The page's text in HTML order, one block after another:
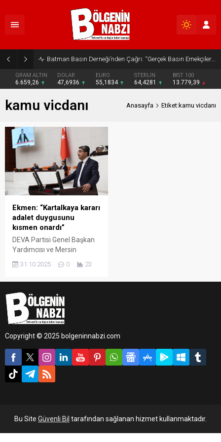
Batman Basın Derneği’nden Çağrı: “Gerçek Basın Emekçileri Desteklenmeli”
GRAM ALTIN
6.659,26
DOLAR
47,6936
EURO
55,1834
STERLİN
64,4281
BIST 100
13.779,39
kamu vicdanı Anasayfa Etiket:kamu vicdanı
Ekmen: “Kartalkaya kararı
adalet duygusunu
kısmen onardı”
DEVA Partisi Genel Başkan
Yardımcısı ve Mersin
Milletvekili Mehmet Emin
Ekmen, Bolu Kartalkaya’da
değerlendirmede bulundu.
Ekmen, kararın önemli
olduğunu ancak hâlâ
kişilerin yargılanması
gerektiğini vurguladı.
31.10.2025 0 23
Copyright © 2025 bolgeninnabzi.com
Bu Site Güvenli Bil tarafından sağlanan hizmet kullanmaktadır.